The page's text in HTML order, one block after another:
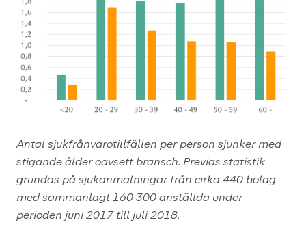
Antal sjukfrånvarotillfällen per person sjunker med
stigande ålder oavsett bransch. Previas statistik
grundas på sjukanmälningar från cirka 440 bolag
med sammanlagt 160 300 anställda under
perioden juni 2017 till juli 2018.